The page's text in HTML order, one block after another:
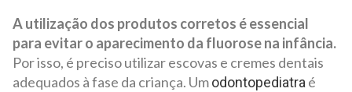
A utilização dos produtos corretos é essencial
para evitar o aparecimento da fluorose na infância.
Por isso, é preciso utilizar escovas e cremes dentais
adequados à fase da criança. Umodontopediatraé